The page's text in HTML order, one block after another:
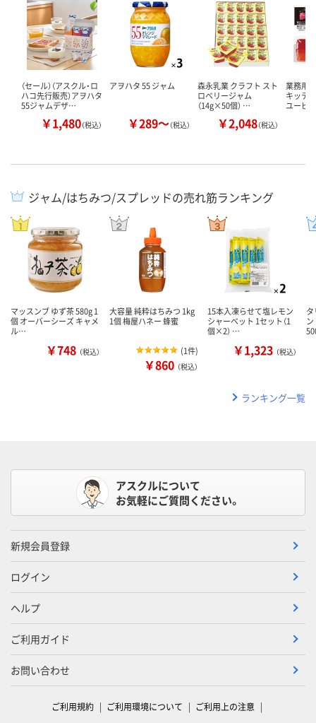
（セール）（アスクル・ロ
ハコ先行販売）アヲハタ
55ジャムデザ…
￥1,480（税込）
アヲハタ 55 ジャム
￥289～（税込）
森永乳業 クラフト スト
ロベリージャム
（14g×50個） …
￥2,048（税込）
業務用
キッテ
ユーピ…
ジャム/はちみつ/スプレッドの売れ筋ランキング
マッスンブ ゆず茶 580g 1
個 オーバーシーズ キャメ
ル…
￥748 （税込）
大容量 純粋はちみつ 1kg
1個 梅屋ハネー 蜂蜜
(1件)
￥860 （税込）
15本入凍らせて塩レモン
シャーベット 1セット（1
個×2） …
￥1,323 （税込）
ランキング一覧
アスクルについて
お気軽にご質問ください。
新規会員登録
ログイン
ヘルプ
ご利用ガイド
お問い合わせ
ご利用規約 ご利用環境について
ご利用上の注意